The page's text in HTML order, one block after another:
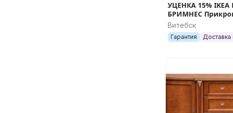
УЦЕНКА 15% IKEA
БРИМНЕС
тумбочка, белый,
Витебск
Гарантия Доставка